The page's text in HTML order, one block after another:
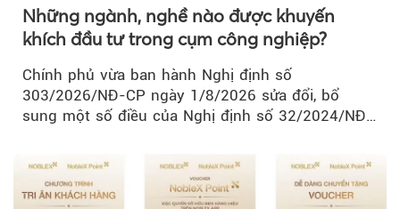
Những ngành, nghề nào được khuyến
khích đầu tư trong cụm công nghiệp?
Chính phủ vừa ban hành Nghị định số
303/2026/NĐ-CP ngày 1/8/2026 sửa đổi, bổ
sung một số điều của Nghị định số 32/2024/NĐ-